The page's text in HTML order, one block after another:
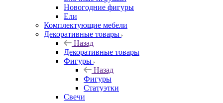
Новогодние фигуры
Ели
Комплектующие мебели
Декоративные товары
Назад
Декоративные товары
Фигуры
Назад
Фигуры
Статуэтки
Свечи